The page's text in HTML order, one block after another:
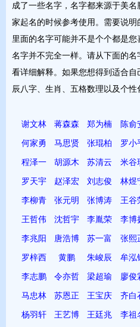
成了一些名字，名字都来源于美
家起名的时候参考使用。需要说明
里面的名字可能并不是个个都是
名字并不完全一样。请从下面的
看详细解释。如果您想得到适合
辰八字、生肖、五格数理以及个性
谢文林 蒋森森 郑为楠 陈俞
何家勇 马思贤 张琨柏 罗小
程泽一 胡源木 苏清云 米谷
罗天宇 赵泽宏 刘志俊 林煜
李柳青 张元明 张博涛 王谷
王哲伟 沈哲宇 李胤荣 李博
李兆阳 唐浩博 苏一富 张熙
罗梓西 黄鹏 朱峻辰 牟泓
李志鹏 令亦哲 梁超瑜 廖俊
马忠林 苏恩正 王宝庆 齐白
杨羽轩 王艺博 王廷兆 李祖